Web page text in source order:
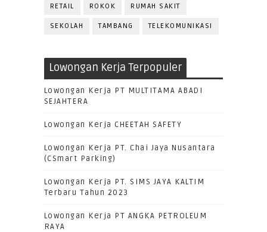
RETAIL ROKOK RUMAH SAKIT
SEKOLAH TAMBANG TELEKOMUNIKASI
Lowongan Kerja Terpopuler
Lowongan Kerja PT MULTITAMA ABADI
SEJAHTERA
Lowongan Kerja CHEETAH SAFETY
Lowongan Kerja PT. Chai Jaya Nusantara
(CSmart Parking)
Lowongan Kerja PT. SIMS JAYA KALTIM
Terbaru Tahun 2023
Lowongan Kerja PT ANGKA PETROLEUM
RAYA